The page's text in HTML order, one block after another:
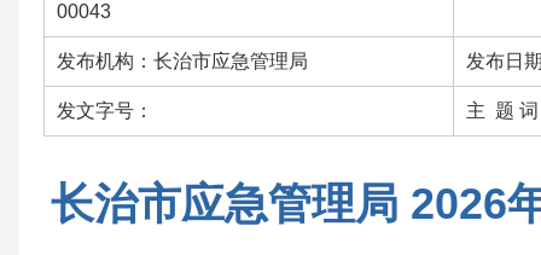
00043
发布机构：长治市应急管理局 发布日
发文字号： 主 题 词
长治市应急管理局 2026